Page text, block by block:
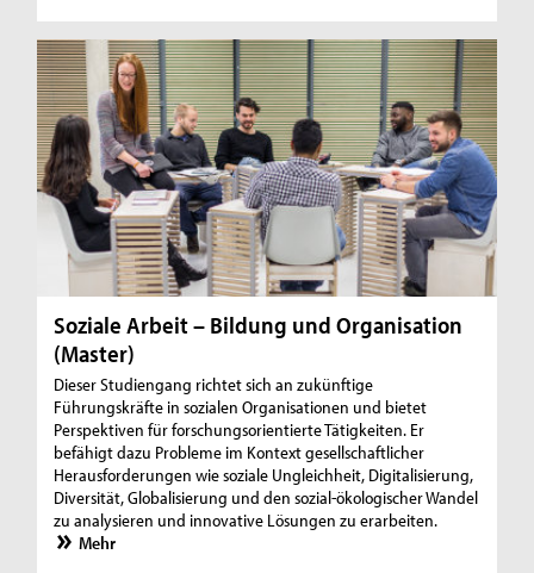
Soziale Arbeit – Bildung und Organisation
(Master)
Dieser Studiengang richtet sich an zukünftige
Führungskräfte in sozialen Organisationen und bietet
Perspektiven für forschungsorientierte Tätigkeiten. Er
befähigt dazu Probleme im Kontext gesellschaftlicher
Herausforderungen wie soziale Ungleichheit, Digitalisierung,
Diversität, Globalisierung und den sozial-ökologischer Wandel
zu analysieren und innovative Lösungen zu erarbeiten.
Mehr